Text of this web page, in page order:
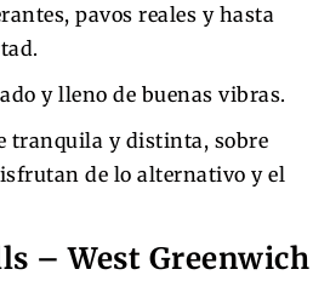
pavos reales y hasta
y lleno de buenas vibras.
tranquila y distinta, sobre
de lo alternativo y el
– West Greenwich